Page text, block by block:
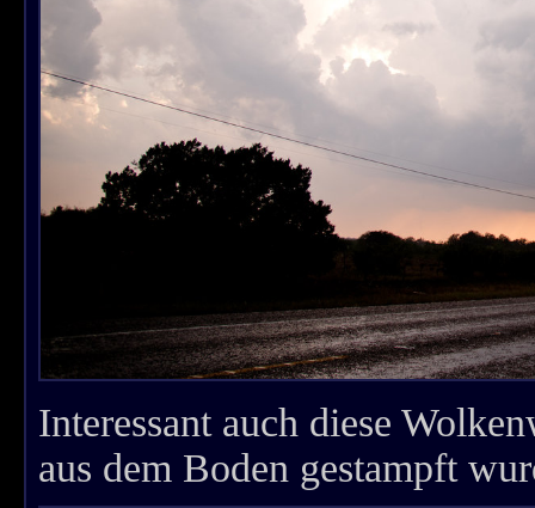
Interessant auch diese
aus dem Boden gestampft